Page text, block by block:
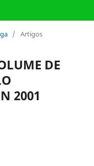
/ Artigos
DE
2001